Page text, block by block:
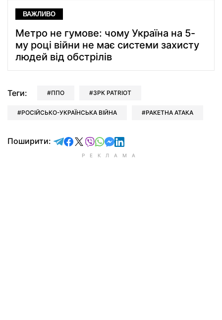
ВАЖЛИВО
Метро не гумове: чому Україна на 5-
му році війни не має системи захисту
людей від обстрілів
Теги: ППО ЗРК PATRIOT
РОСІЙСЬКО-УКРАЇНСЬКА ВІЙНА РАКЕТНА АТАКА
Поширити: відправити у Telegram
поділитись у Facebook
поділитись у X
відправити у Viber
відправити у Whatsapp
відправити у Messenger
відправити у LinkedIn